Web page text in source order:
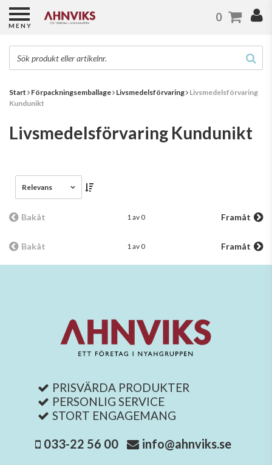
Start Förpackningsemballage Livsmedelsförvaring Livsmedelsförvaring
Kundunikt
Livsmedelsförvaring Kundunikt
Relevans
Bakåt 1 av 0 Framåt
Bakåt 1 av 0 Framåt
PRISVÄRDA PRODUKTER
PERSONLIG SERVICE
STORT ENGAGEMANG
033-22 56 00 info@ahnviks.se
MENY
0